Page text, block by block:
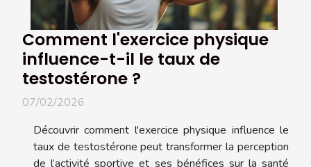
Comment l'exercice physique
influence-t-il le taux de
testostérone ?
07/02/2026
Découvrir comment l'exercice physique influence le
taux de testostérone peut transformer la perception
de l’activité sportive et ses bénéfices sur la santé